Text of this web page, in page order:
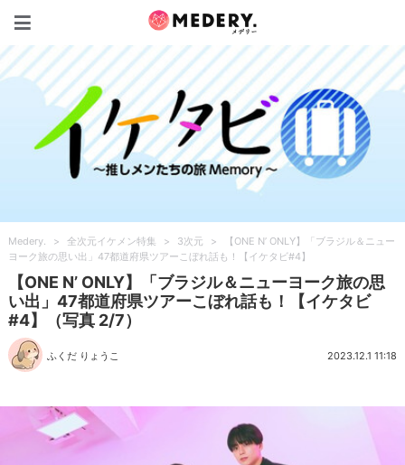
Medery. > 全次元イケメン特集 > 3次元 >
【ONE N’ ONLY】「ブラジル＆ニュー
ヨーク旅の思い出」47都道府県ツアーこぼれ話も！【イケタビ#4】
【ONE N’ ONLY】「ブラジル＆ニューヨーク旅の思
い出」47都道府県ツアーこぼれ話も！【イケタビ
#4】（写真 2/7）
ふくだ りょうこ 2023.12.1 11:18